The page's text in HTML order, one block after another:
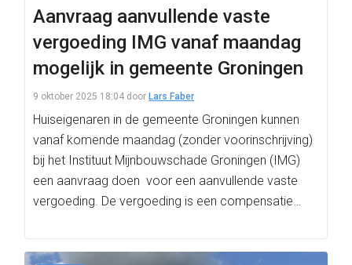
Aanvraag aanvullende vaste
vergoeding IMG vanaf maandag
mogelijk in gemeente Groningen
9 oktober 2025 18:04 door Lars Faber
Huiseigenaren in de gemeente Groningen kunnen
vanaf komende maandag (zonder voorinschrijving)
bij het Instituut Mijnbouwschade Groningen (IMG)
een aanvraag doen voor een aanvullende vaste
vergoeding. De vergoeding is een compensatie…